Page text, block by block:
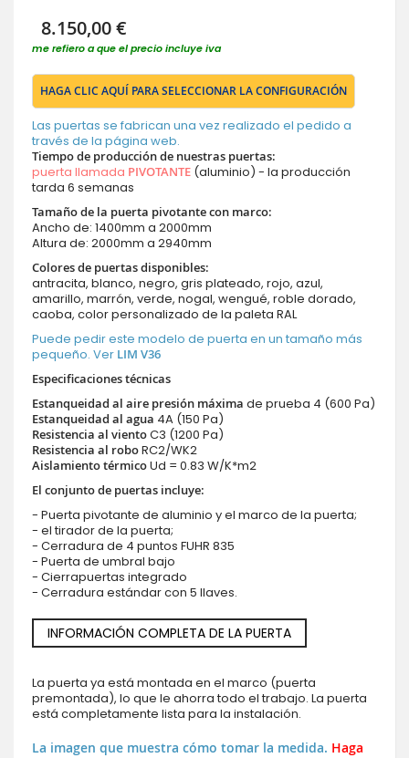
8.150,00 €
me refiero a que el precio incluye iva
HAGA CLIC AQUÍ PARA SELECCIONAR LA CONFIGURACIÓN
Las puertas se fabrican una vez realizado el pedido a
través de la página web.
Tiempo de producción de nuestras puertas:
puerta llamada PIVOTANTE (aluminio) - la producción
tarda 6 semanas
Tamaño de la puerta pivotante con marco:
Ancho de: 1400mm a 2000mm
Altura de: 2000mm a 2940mm
Colores de puertas disponibles:
antracita, blanco, negro, gris plateado, rojo, azul,
amarillo, marrón, verde, nogal, wengué, roble dorado,
caoba, color personalizado de la paleta RAL
Puede pedir este modelo de puerta en un tamaño más
pequeño. Ver LIM V36
Especificaciones técnicas
Estanqueidad al aire presión máxima de prueba 4 (600 Pa)
Estanqueidad al agua 4A (150 Pa)
Resistencia al vientoC3 (1200 Pa)
Resistencia al roboRC2/WK2
Aislamiento térmicoUd = 0.83 W/K*m2
El conjunto de puertas incluye:
- Puerta pivotante de aluminio y el marco de la puerta;
- el tirador de la puerta;
- Cerradura de 4 puntos FUHR 835
- Puerta de umbral bajo
- Cierrapuertas integrado
- Cerradura estándar con 5 llaves.
INFORMACIÓN COMPLETA DE LA PUERTA
La puerta ya está montada en el marco (puerta
premontada), lo que le ahorra todo el trabajo. La puerta
está completamente lista para la instalación.
La imagen que muestra cómo tomar la medida. Haga